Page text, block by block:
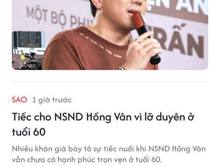
SAO 1 giờ trước
Tiếc cho NSND Hồng Vân vì lỡ duyên ở
tuổi 60
Nhiều khán giả bày tỏ sự tiếc nuối khi NSND Hồng Vân
vẫn chưa có hạnh phúc trọn vẹn ở tuổi 60.